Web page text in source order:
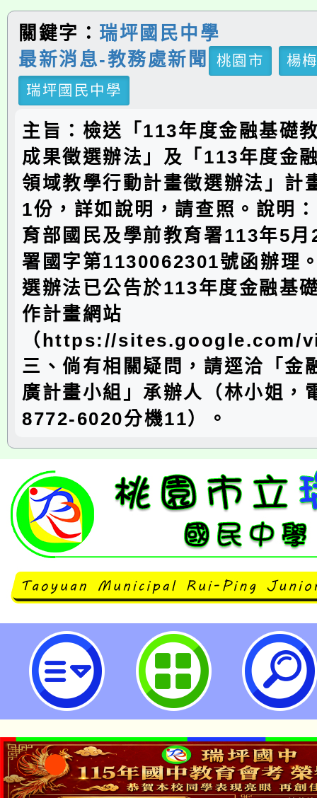
關鍵字： 瑞坪國民中學
最新消息-教務處新聞
桃園市
楊
瑞坪國民中學
主旨：檢送「113年度金融基礎
成果徵選辦法」及「113年度金
領域教學行動計畫徵選辦法」計
1份，詳如說明，請查照。說明
育部國民及學前教育署113年5
署國字第1130062301號函辦理
選辦法已公告於113年度金融基
作計畫網站
（https://sites.google.com/
三、倘有相關疑問，請逕洽「金
廣計畫小組」承辦人（林小姐，
8772-6020分機11）。
113年度金融基礎教育跨領域教學
法-桃園市立瑞坪國民中學